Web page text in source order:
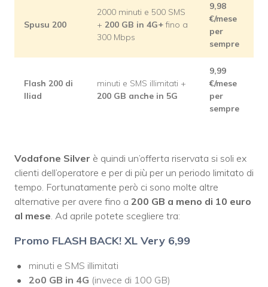
Spusu 200
2000 minuti e 500 SMS
+ 200 GB in 4G+fino a
300 Mbps
9,98
€/mese
per
sempre
Flash 200 di
Iliad
minuti e SMS illimitati +
200 GB anche in 5G
9,99
€/mese
per
sempre
Vodafone Silver è quindi un’offerta riservata si soli ex
clienti dell’operatore e per di più per un periodo limitato di
tempo. Fortunatamente però ci sono molte altre
alternative per avere fino a 200 GB a meno di 10 euro
al mese. Ad aprile potete scegliere tra:
Promo FLASH BACK! XL Very 6,99
minuti e SMS illimitati
2o0 GB in 4G (invece di 100 GB)